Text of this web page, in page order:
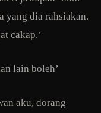
yang dia rahsiakan.
cakap.’
lain boleh’
aku, dorang